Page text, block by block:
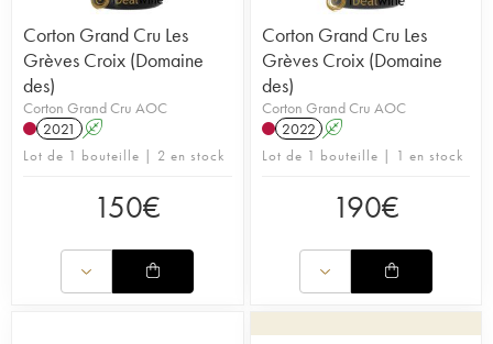
Corton Grand Cru Les
Grèves Croix (Domaine
des)
Corton Grand Cru AOC
2021
A
Lot de 1 bouteille | 2 en stock
150€
Corton Grand Cru Les
Grèves Croix (Domaine
des)
Corton Grand Cru AOC
2022 A
Lot de 1 bouteille | 1 en stock
190€